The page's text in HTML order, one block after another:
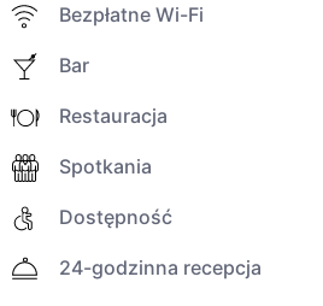
Bezpłatne Wi-Fi
Bar
Restauracja
Spotkania
Dostępność
24-godzinna recepcja